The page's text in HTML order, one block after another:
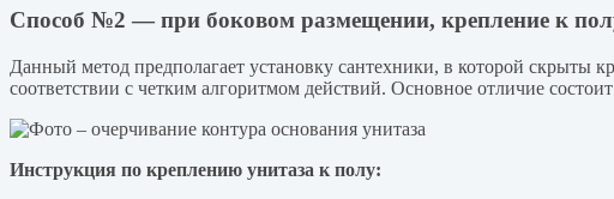
Способ №2 — при боковом размещении, крепление к
Данный метод предполагает установку сантехники, в которой скрыты
соответствии с четким алгоритмом действий. Основное отличие
Инструкция по креплению унитаза к полу: